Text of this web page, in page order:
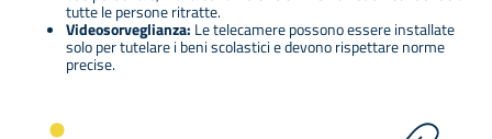
tutte le persone ritratte.
Videosorveglianza: Le telecamere possono essere installate
solo per tutelare i beni scolastici e devono rispettare norme
precise.